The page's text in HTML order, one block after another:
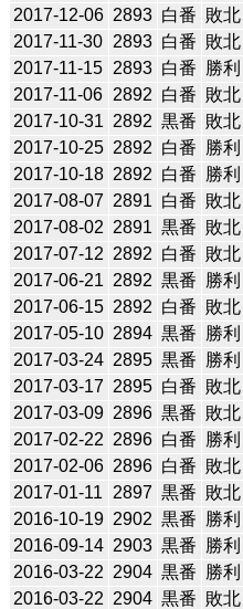
2017-12-06 2893 白番 敗北
2017-11-30 2893 白番 敗北
2017-11-15 2893 白番 勝利
2017-11-06 2892 白番 敗北
2017-10-31 2892 黒番 敗北
2017-10-25 2892 白番 勝利
2017-10-18 2892 白番 勝利
2017-08-07 2891 白番 敗北
2017-08-02 2891 黒番 敗北
2017-07-12 2892 白番 敗北
2017-06-21 2892 黒番 勝利
2017-06-15 2892 白番 敗北
2017-05-10 2894 黒番 勝利
2017-03-24 2895 黒番 勝利
2017-03-17 2895 白番 敗北
2017-03-09 2896 黒番 敗北
2017-02-22 2896 白番 勝利
2017-02-06 2896 白番 敗北
2017-01-11
2897 黒番 敗北
2016-10-19 2902 黒番 勝利
2016-09-14 2903 黒番 勝利
2016-03-22 2904 黒番 勝利
2016-03-22 2904 黒番 敗北